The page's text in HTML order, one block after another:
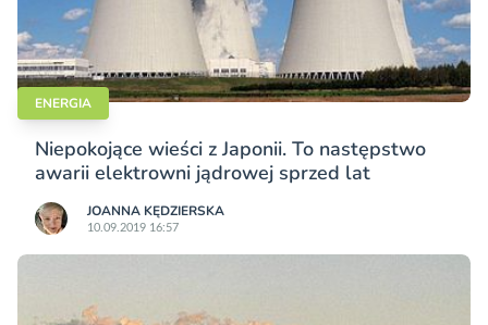
ENERGIA
Niepokojące wieści z Japonii. To następstwo
awarii elektrowni jądrowej sprzed lat
JOANNA KĘDZIERSKA
10.09.2019 16:57